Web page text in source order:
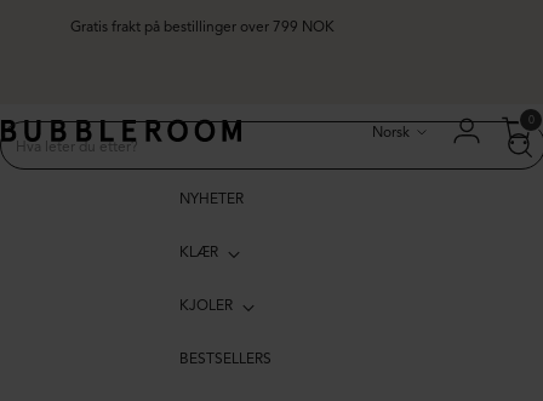
Gratis frakt på bestillinger over 799 NOK
Norsk
0
NYHETER
KLÆR
KJOLER
BESTSELLERS